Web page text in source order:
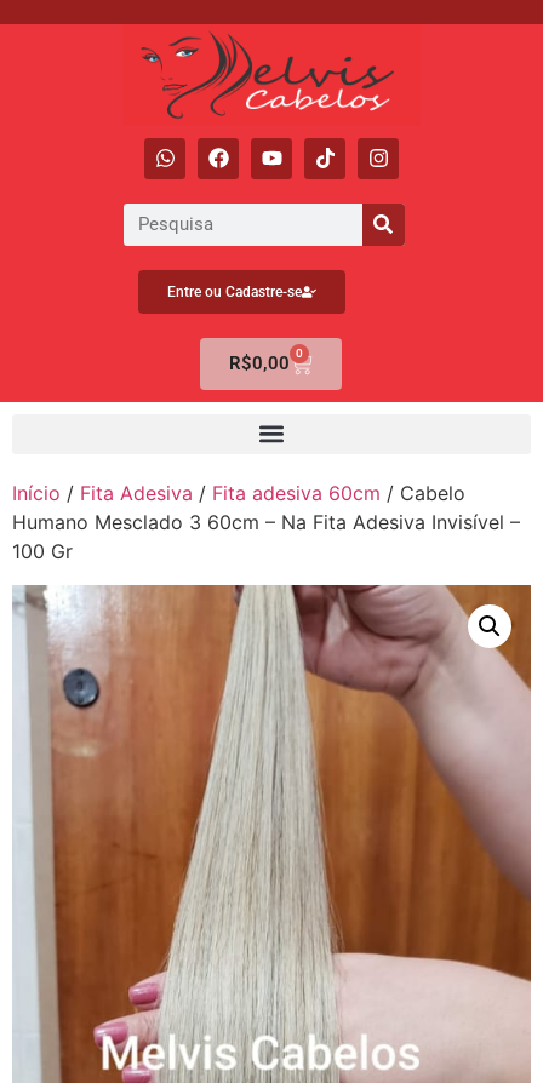
Entre ou Cadastre-se
R$0,00 0
Início / Fita Adesiva / Fita adesiva 60cm / Cabelo
Humano Mesclado 3 60cm – Na Fita Adesiva Invisível –
100 Gr